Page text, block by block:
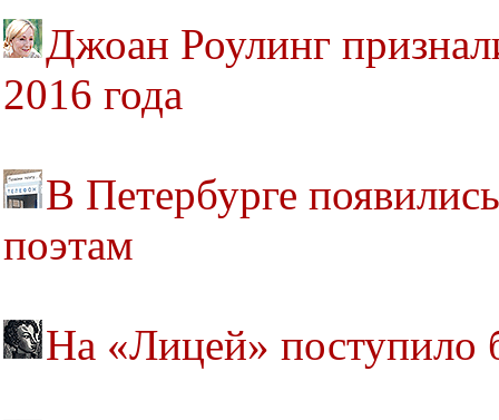
Джоан Роулинг
2016 года
В Петербурге
поэтам
На «Лицей» поступило